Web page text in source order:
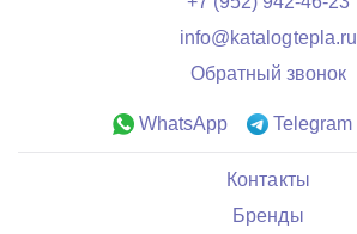
info@katalogtepla.ru
Обратный звонок
WhatsApp Telegram
Контакты
Бренды